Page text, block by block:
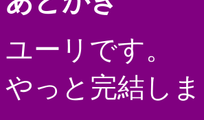
ユーリです。
やっと完結しま